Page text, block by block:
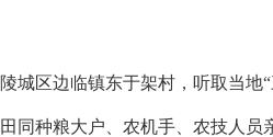
区边临镇东于架村，听取当地
种粮大户、农机手、农技人